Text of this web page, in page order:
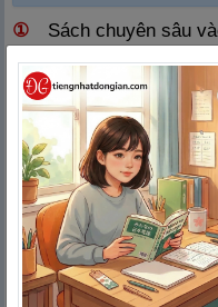
① Sách chuyên sâu
vựng câu. Đặc biệt là
②Càng ôn tập kỹ
tiết kiệm được thời
③ Phần đọc hiểu là 1
đọc ngắn thì khó (khó
cho nên đòi hỏi các bạn
thật nhiều để quen
nắm đc đại ý chính,